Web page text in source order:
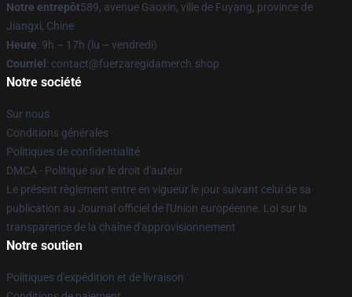
Notre entrepôt589, avenue Gaoxin, ville de Fuyang, province de
Jiangxi, Chine
Heure: 9h – 17h (lu – vendredi)
Courriel : contact@fuerzaregidamerch.shop
Notre société
Sur nous
Conditions générales
Politiques de confidentialité
DMCA - Politique sur le droit d'auteur
Le présent règlement entre en vigueur le jour suivant celui de sa
publication au Journal officiel de l'Union européenne. Loi sur la
transparence de la chaîne d'approvisionnement
Notre soutien
Politiques d'expédition et de livraison